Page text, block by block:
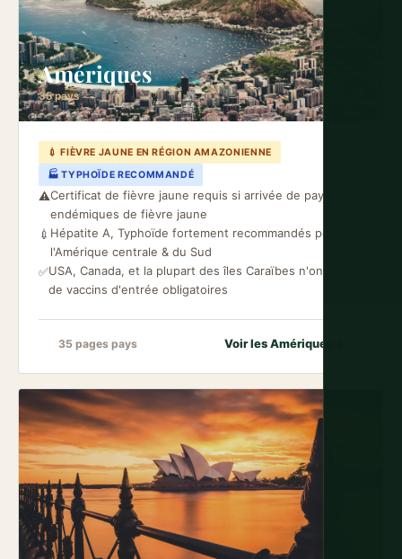
Amériques
35 pays
💉 FIÈVRE JAUNE EN RÉGION AMAZONIENNE
🏭 TYPHOÏDE RECOMMANDÉ
⚠️Certificat de fièvre jaune requis si arrivée de pays
endémiques de fièvre jaune
💉 Hépatite A, Typhoïde fortement recommandés pour
l'Amérique centrale & du Sud
✅USA, Canada, et la plupart des îles Caraïbes n'ont pas
de vaccins d'entrée obligatoires
35 pages pays Voir les Amériques